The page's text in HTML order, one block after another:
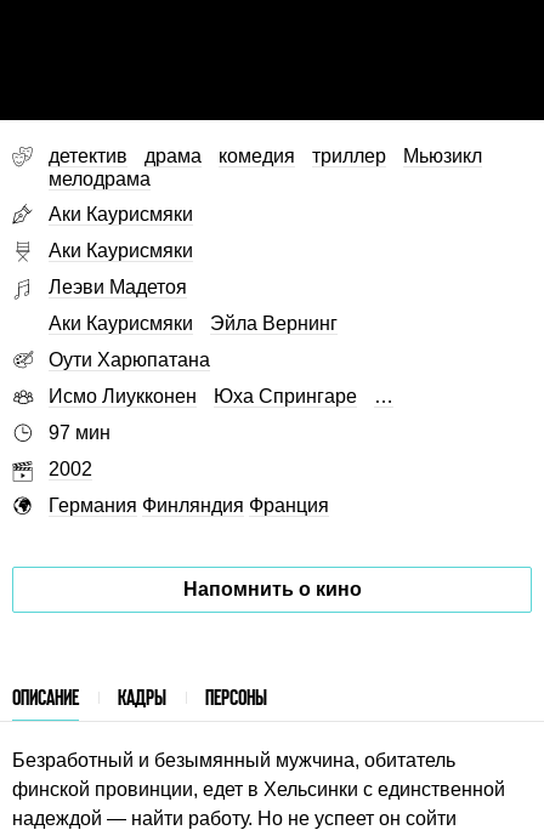
детектив драма комедия триллер
Мьюзикл
мелодрама
Аки Каурисмяки
Аки Каурисмяки
Леэви Мадетоя
Аки Каурисмяки
Эйла Вернинг
Оути Харюпатана
Исмо Лиукконен
Юха Спрингаре
…
97 мин
2002
Германия Финляндия Франция
Напомнить о кино
ОПИСАНИЕ КАДРЫ ПЕРСОНЫ
Безработный и безымянный мужчина, обитатель
финской провинции, едет в Хельсинки с единственной
надеждой — найти работу. Но не успеет он сойти